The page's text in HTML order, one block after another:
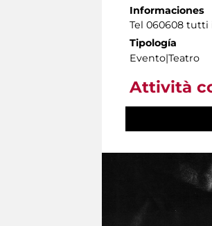
Informaciones
Tel 060608 tutti
Tipología
Evento|Teatro
Attività